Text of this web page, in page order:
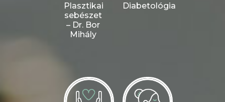
Plasztikai
sebészet
– Dr. Bor
Mihály
Diabetológia